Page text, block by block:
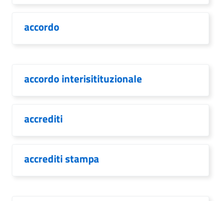
accordo
accordo interisitituzionale
accrediti
accrediti stampa